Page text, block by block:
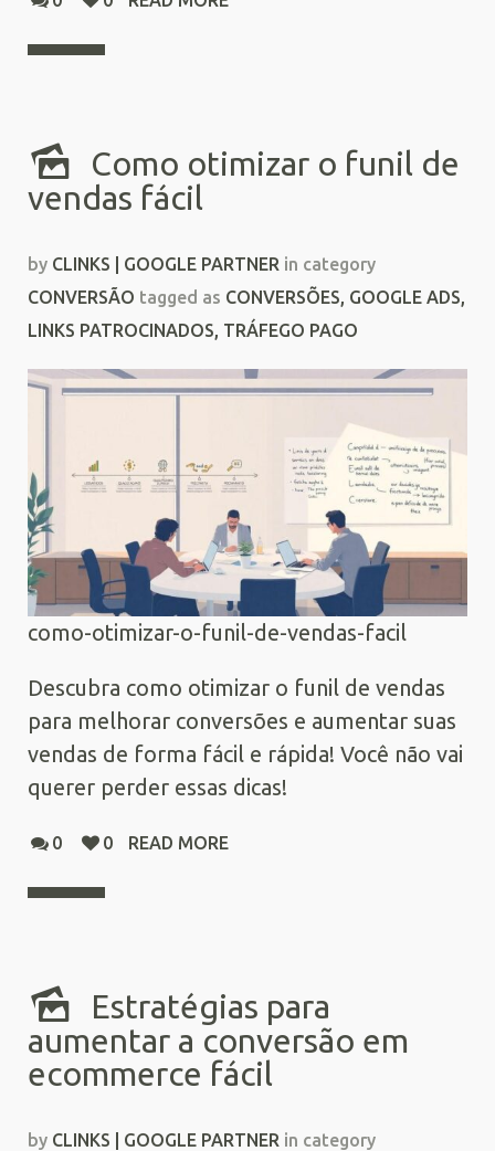
Como otimizar o funil de
vendas fácil
by CLINKS | GOOGLE PARTNER in category
CONVERSÃO tagged as CONVERSÕES, GOOGLE ADS,
LINKS PATROCINADOS, TRÁFEGO PAGO
como-otimizar-o-funil-de-vendas-facil
Descubra como otimizar o funil de vendas
para melhorar conversões e aumentar suas
vendas de forma fácil e rápida! Você não vai
querer perder essas dicas!
0 0 READ MORE
Estratégias para
aumentar a conversão em
ecommerce fácil
by CLINKS | GOOGLE PARTNER in category